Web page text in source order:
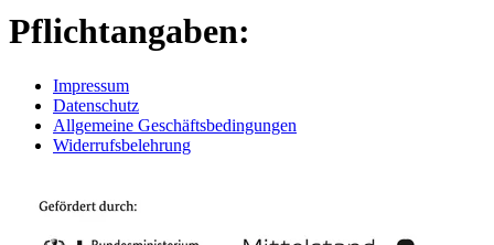
Pflichtangaben:
Impressum
Datenschutz
Allgemeine Geschäftsbedingungen
Widerrufsbelehrung